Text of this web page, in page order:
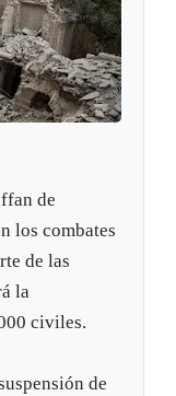
de
los combates
de las
la
civiles.
de